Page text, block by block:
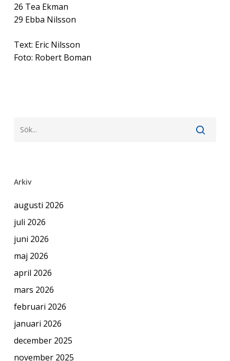
26 Tea Ekman
29 Ebba Nilsson
Text: Eric Nilsson
Foto: Robert Boman
Arkiv
augusti 2026
juli 2026
juni 2026
maj 2026
april 2026
mars 2026
februari 2026
januari 2026
december 2025
november 2025